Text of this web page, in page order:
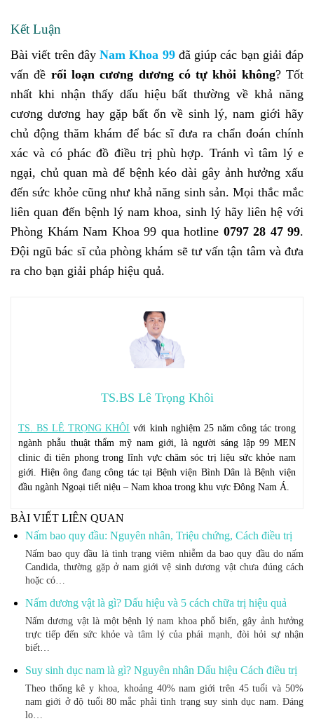
Kết Luận
Bài viết trên đâyNam Khoa 99đã giúp các bạn giải đáp
vấn đề rối loạn cương dương có tự khỏi không? Tốt
nhất khi nhận thấy dấu hiệu bất thường về khả năng
cương dương hay gặp bất ổn về sinh lý, nam giới hãy
chủ động thăm khám để bác sĩ đưa ra chẩn đoán chính
xác và có phác đồ điều trị phù hợp. Tránh vì tâm lý e
ngại, chủ quan mà để bệnh kéo dài gây ảnh hưởng xấu
đến sức khỏe cũng như khả năng sinh sản. Mọi thắc mắc
liên quan đến bệnh lý nam khoa, sinh lý hãy liên hệ với
Phòng Khám Nam Khoa 99 qua hotline 0797 28 47 99.
Đội ngũ bác sĩ của phòng khám sẽ tư vấn tận tâm và đưa
ra cho bạn giải pháp hiệu quả.
TS.BS Lê Trọng Khôi
TS. BS LÊ TRỌNG KHÔI với kinh nghiệm 25 năm công tác trong
ngành phẫu thuật thẩm mỹ nam giới, là người sáng lập 99 MEN
clinic đi tiên phong trong lĩnh vực chăm sóc trị liệu sức khỏe nam
giới. Hiện ông đang công tác tại Bệnh viện Bình Dân là Bệnh viện
đầu ngành Ngoại tiết niệu – Nam khoa trong khu vực Đông Nam Á.
BÀI VIẾT LIÊN QUAN
Nấm bao quy đầu: Nguyên nhân, Triệu chứng, Cách điều trị
Nấm bao quy đầu là tình trạng viêm nhiễm da bao quy đầu do nấm
Candida, thường gặp ở nam giới vệ sinh dương vật chưa đúng cách
hoặc có…
Nấm dương vật là gì? Dấu hiệu và 5 cách chữa trị hiệu quả
Nấm dương vật là một bệnh lý nam khoa phổ biến, gây ảnh hưởng
trực tiếp đến sức khỏe và tâm lý của phái mạnh, đòi hỏi sự nhận
biết…
Suy sinh dục nam là gì? Nguyên nhân Dấu hiệu Cách điều trị
Theo thống kê y khoa, khoảng 40% nam giới trên 45 tuổi và 50%
nam giới ở độ tuổi 80 mắc phải tình trạng suy sinh dục nam. Đáng
lo…